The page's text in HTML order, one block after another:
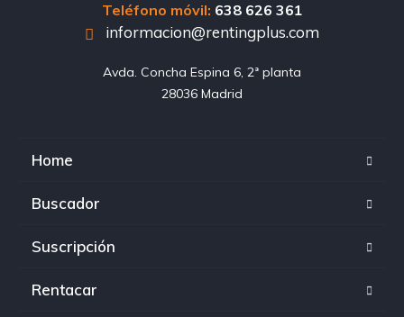
Teléfono móvil: 638 626 361
informacion@rentingplus.com
Avda. Concha Espina 6, 2ª planta
28036 Madrid
Home
Buscador
Suscripción
Rentacar